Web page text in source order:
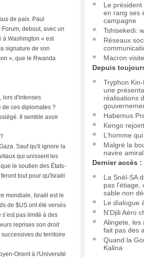
de paix. Paul
debout, avec un
à Washington « est
signature de son
», que le Rwanda
lors d'intenses
de ces diplomates ?
Il semble avoir
Sauf qu'il ignore la
qui unissent les
le soutien des États-
tout pour qu'Israël
mondiale, Israël est le
de $US ont été versés
pas limité à des
reprises son droit
du territoire
Orient à l'Université
Le
en rang ses
campagne
Tshisekedi:
Réseaux
Macron
Depuis
Tryphon
une
réalisations
Habemus
Kengo
L’homme
Malgré la
navire
Dernier accès :
La Snél-SA
pas l'étiage,
sable non
Le dialogue
N'Djili Aéro
Alingete, les
fait pas des
Quand la
Kalina